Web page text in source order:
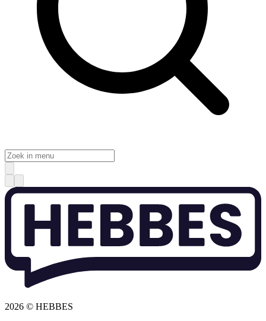
2026 © HEBBES